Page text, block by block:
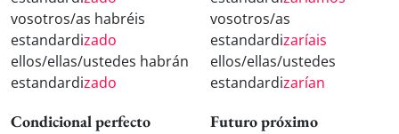
vosotros/as habréis
estandardizado
ellos/ellas/ustedes habrán
estandardizado
vosotros/as
estandardizaríais
ellos/ellas/ustedes
estandardizarían
Condicional perfecto Futuro próximo